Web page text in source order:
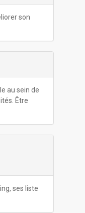
son
au sein de
Être
ses liste